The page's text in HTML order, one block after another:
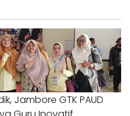
Jambore GTK PAUD